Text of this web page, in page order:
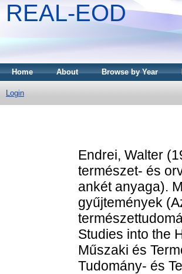
REAL-EOD
Home About Browse by Year
Login
Endrei, Walter
természet- és
ankét anyaga).
gyűjtemények
Studies into the
Műszaki és
Tudomány- és